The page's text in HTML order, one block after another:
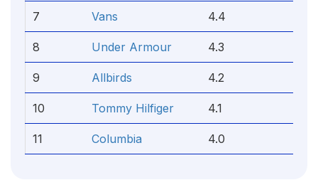
7 Vans 4.4
8 Under Armour 4.3
9 Allbirds 4.2
10 Tommy Hilfiger 4.1
11 Columbia 4.0